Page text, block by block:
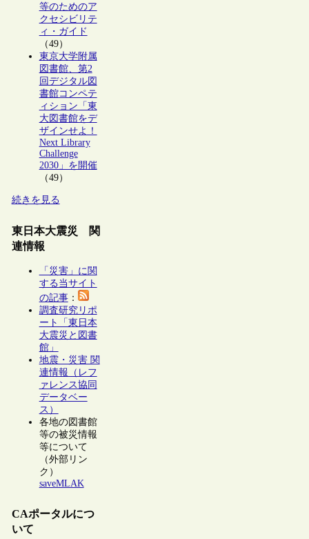
等のためのア
クセシビリテ
ィ・ガイド
（49）
東京大学附属
図書館、第2
回デジタル図
書館コンペテ
ィション「東
大図書館をデ
ザインせよ！
Next Library
Challenge
2030」を開催
（49）
続きを見る
東日本大震災 関
連情報
「災害」に関
する当サイト
の記事：
調査研究リポ
ート「東日本
大震災と図書
館」
地震・災害 関
連情報（レフ
ァレンス協同
データベー
ス）
各地の図書館
等の被災情報
等について
（外部リン
ク）
saveMLAK
CAポータルにつ
いて